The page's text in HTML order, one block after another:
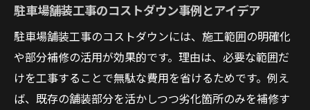
駐車場舗装工事のコストダウン事例とアイデア
駐車場舗装工事のコストダウンには、施工範囲の明確化
や部分補修の活用が効果的です。理由は、必要な範囲だ
けを工事することで無駄な費用を省けるためです。例え
ば、既存の舗装部分を活かしつつ劣化箇所のみを補修す